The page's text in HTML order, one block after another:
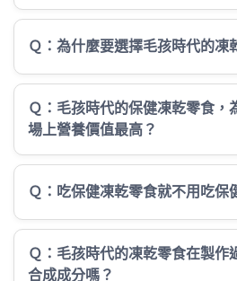
Ｑ：為什麼要選擇毛孩時代的凍
Ｑ：毛孩時代的保健凍乾零食，
場上營養價值最高？
Ｑ：吃保健凍乾零食就不用吃保
Ｑ：毛孩時代的凍乾零食在製作
合成成分嗎？